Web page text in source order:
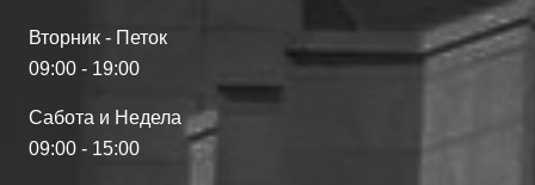
Вторник - Петок
09:00 - 19:00
Сабота и Недела
09:00 - 15:00